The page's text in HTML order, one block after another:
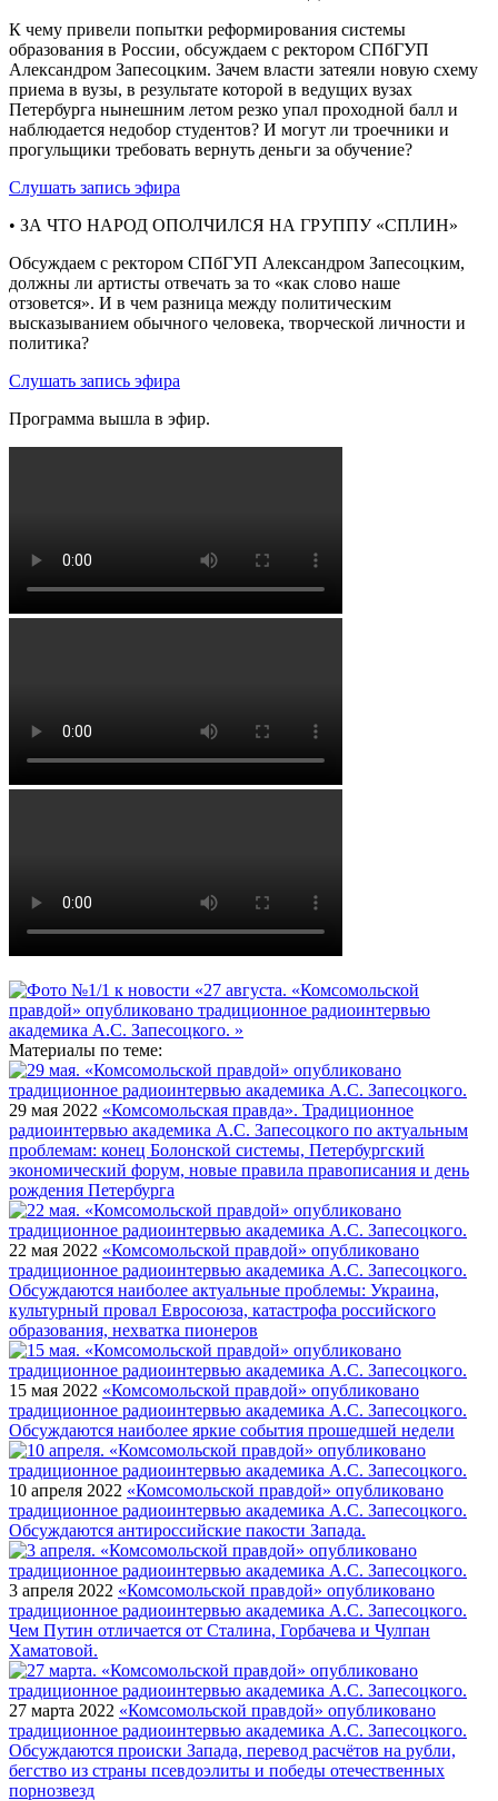
К чему привели попытки реформирования системы
образования в России, обсуждаем с ректором СПбГУП
Александром Запесоцким. Зачем власти затеяли новую схему
приема в вузы, в результате которой в ведущих вузах
Петербурга нынешним летом резко упал проходной балл и
наблюдается недобор студентов? И могут ли троечники и
прогульщики требовать вернуть деньги за обучение?
Слушать запись эфира
• ЗА ЧТО НАРОД ОПОЛЧИЛСЯ НА ГРУППУ «СПЛИН»
Обсуждаем с ректором СПбГУП Александром Запесоцким,
должны ли артисты отвечать за то «как слово наше
отзовется». И в чем разница между политическим
высказыванием обычного человека, творческой личности и
политика?
Слушать запись эфира
Программа вышла в эфир.
Материалы по теме:
29 мая 2022 «Комсомольская правда». Традиционное
радиоинтервью академика А.С. Запесоцкого по актуальным
проблемам: конец Болонской системы, Петербургский
экономический форум, новые правила правописания и день
рождения Петербурга
22 мая 2022 «Комсомольской правдой» опубликовано
традиционное радиоинтервью академика А.С. Запесоцкого.
Обсуждаются наиболее актуальные проблемы: Украина,
культурный провал Евросоюза, катастрофа российского
образования, нехватка пионеров
15 мая 2022 «Комсомольской правдой» опубликовано
традиционное радиоинтервью академика А.С. Запесоцкого.
Обсуждаются наиболее яркие события прошедшей недели
10 апреля 2022 «Комсомольской правдой» опубликовано
традиционное радиоинтервью академика А.С. Запесоцкого.
Обсуждаются антироссийские пакости Запада.
3 апреля 2022 «Комсомольской правдой» опубликовано
традиционное радиоинтервью академика А.С. Запесоцкого.
Чем Путин отличается от Сталина, Горбачева и Чулпан
Хаматовой.
27 марта 2022 «Комсомольской правдой» опубликовано
традиционное радиоинтервью академика А.С. Запесоцкого.
Обсуждаются происки Запада, перевод расчётов на рубли,
бегство из страны псевдоэлиты и победы отечественных
порнозвезд